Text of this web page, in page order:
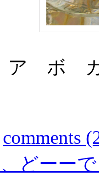
ア ボ
comments
どーー